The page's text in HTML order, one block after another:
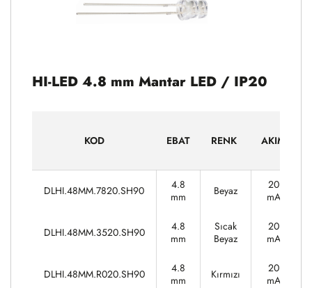
HI-LED 4.8 mm Mantar LED / IP20
ㅤKODㅤㅤ EBAT RENK ㅤ AKIM
DLHI.48MM.7820.SH90
4.8
mm
Beyaz
20
mA
DLHI.48MM.3520.SH90
4.8
mm
Sıcak
Beyaz
20
mA
DLHI.48MM.R020.SH90
4.8
mm
Kırmızı
20
mA